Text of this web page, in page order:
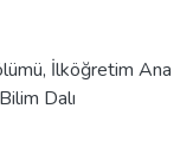
İlköğretim Ana
Dalı